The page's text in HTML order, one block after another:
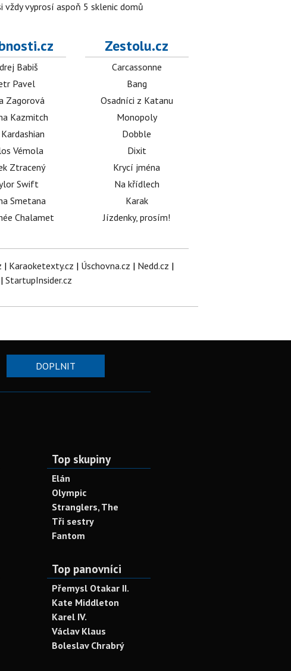
vždy vyprosí aspoň 5 sklenic domů
Babiš
Pavel
Zagorová
Kazmitch
Vémola
Ztracený
Swift
Smetana
Chalamet
Zestolu.cz
Carcassonne
Bang
Osadníci z Katanu
Monopoly
Dobble
Dixit
Krycí jména
Na křídlech
Karak
Jízdenky, prosím!
| Karaoketexty.cz | Úschovna.cz | Nedd.cz |
| StartupInsider.cz
DOPLNIT
Top skupiny
Elán
Olympic
Stranglers, The
Tři sestry
Fantom
Top panovníci
Přemysl Otakar II.
Kate Middleton
Karel IV.
Václav Klaus
Boleslav Chrabrý